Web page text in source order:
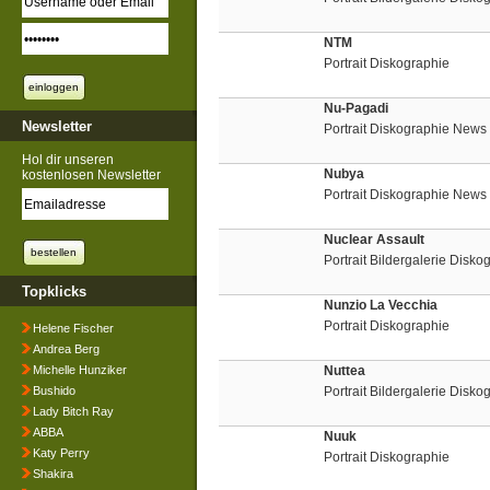
Newsletter
Hol dir unseren
kostenlosen Newsletter
Topklicks
Helene Fischer
Andrea Berg
Michelle Hunziker
Bushido
Lady Bitch Ray
ABBA
Katy Perry
Shakira
NTM
Portrait Diskographie
Nu-Pagadi
Portrait Diskographie News
Nubya
Portrait Diskographie News
Nuclear Assault
Portrait Bildergalerie
Nunzio La Vecchia
Portrait Diskographie
Nuttea
Portrait Bildergalerie
Nuuk
Portrait Diskographie